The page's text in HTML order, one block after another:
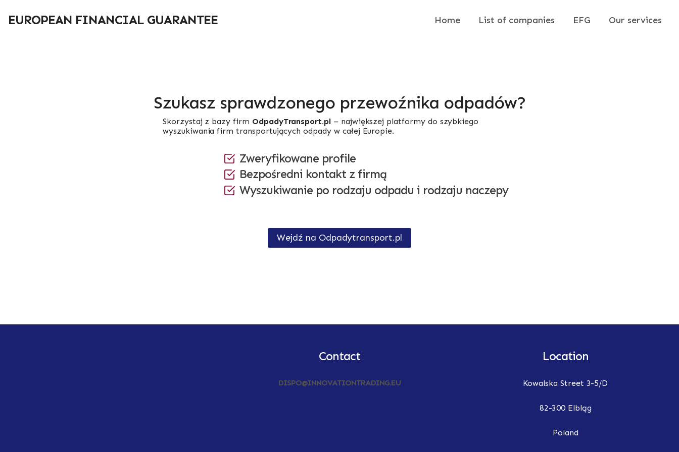
treści
EUROPEAN FINANCIAL GUARANTEE Home List of companies EFG Our services
Szukasz sprawdzonego przewoźnika odpadów?
Skorzystaj z bazy firm OdpadyTransport.pl– największej platformy do szybkiego
wyszukiwania firm transportujących odpady w całej Europie.
Zweryfikowane profile
Bezpośredni kontakt z firmą
Wyszukiwanie po rodzaju odpadu i rodzaju naczepy
Wejdź na Odpadytransport.pl
Contact
DISPO@INNOVATIONTRADING.EU
Location
Kowalska Street 3-5/D
82-300 Elbląg
Poland